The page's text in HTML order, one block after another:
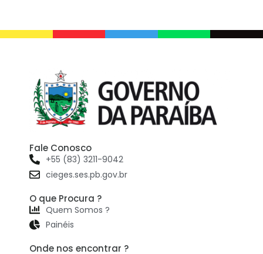
Fale Conosco
+55 (83) 3211-9042
cieges.ses.pb.gov.br
O que Procura ?
Quem Somos ?
Painéis
Onde nos encontrar ?